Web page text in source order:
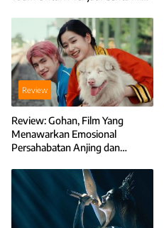
Review
Review: Gohan, Film Yang
Menawarkan Emosional
Persahabatan Anjing dan